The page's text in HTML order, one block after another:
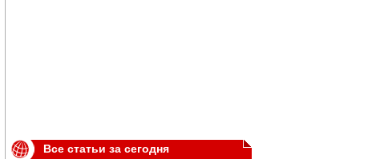
Все статьи за сегодня